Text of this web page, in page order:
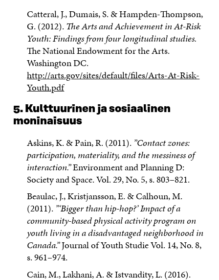
Catteral, J., Dumais, S. & Hampden-Thompson,
G. (2012). The Arts and Achievement in At-Risk
Youth: Findings from four longitudinal studies.
The National Endowment for the Arts.
Washington DC.
http://arts.gov/sites/default/files/Arts-At-Risk-
Youth.pdf
5. Kulttuurinen ja sosiaalinen
moninaisuus
Askins, K. & Pain, R. (2011). ”Contact zones:
participation, materiality, and the messiness of
interaction.”Environment and Planning D:
Society and Space. Vol. 29, No. 5, s. 803–821.
Beaulac, J., Kristjansson, E. & Calhoun, M.
(2011). ”‘Bigger than hip-hop?’ Impact of a
community-based physical activity program on
youth living in a disadvantaged neighborhood in
Canada.”Journal of Youth Studie Vol. 14, No. 8,
s. 961–974.
Cain, M., Lakhani, A. & Istvandity, L. (2016).